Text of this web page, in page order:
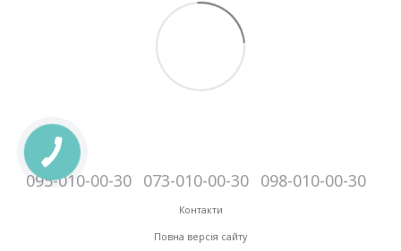
095-010-00-30 073-010-00-30 098-010-00-30
Контакти
Повна версія сайту